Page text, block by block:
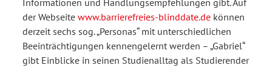
Informationen und Handlungsempfehlungen gibt. Auf
der Webseite www.barrierefreies-blinddate.de können
derzeit sechs sog. „Personas“ mit unterschiedlichen
Beeinträchtigungen kennengelernt werden – „Gabriel“
gibt Einblicke in seinen Studienalltag als Studierender